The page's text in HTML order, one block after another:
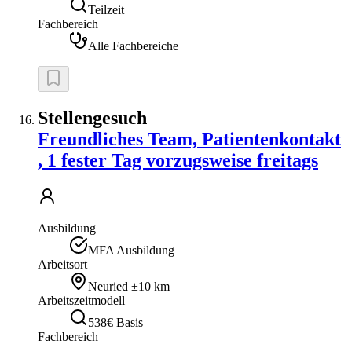
Teilzeit
Fachbereich
Alle Fachbereiche
Stellengesuch
Freundliches Team, Patientenkontakt
, 1 fester Tag vorzugsweise freitags
Ausbildung
MFA Ausbildung
Arbeitsort
Neuried ±10 km
Arbeitszeitmodell
538€ Basis
Fachbereich